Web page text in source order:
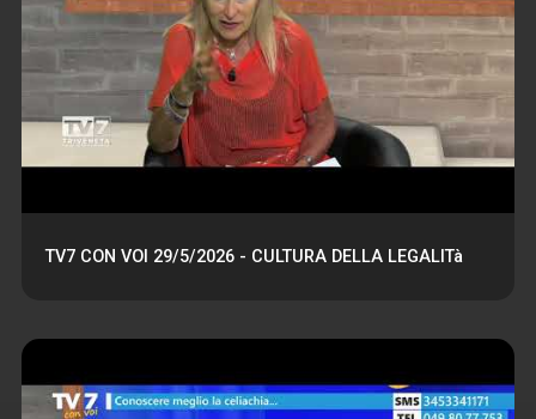
TV7 CON VOI 29/5/2026 - CULTURA DELLA LEGALITà